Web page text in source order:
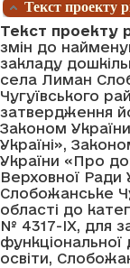
Текст проекту
Текст проекту
змін до
закладу
села Лиман
Чугуївського
затвердження
Законом
Україні»,
України «Про
Верховної Ради
Слобожанське
області до
№ 4317-IХ, для
функціональної
освіти,